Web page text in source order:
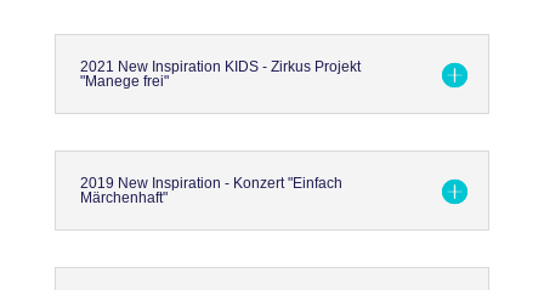
2021 New Inspiration KIDS - Zirkus Projekt
"Manege frei"
2019 New Inspiration - Konzert "Einfach
Märchenhaft"